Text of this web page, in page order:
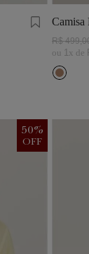
Camisa
Visco
R$ 499,
ou 1 x de
50%
OFF